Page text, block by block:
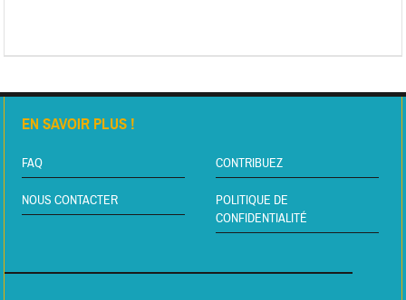
EN SAVOIR PLUS !
FAQ CONTRIBUEZ
NOUS CONTACTER
POLITIQUE DE
CONFIDENTIALITÉ